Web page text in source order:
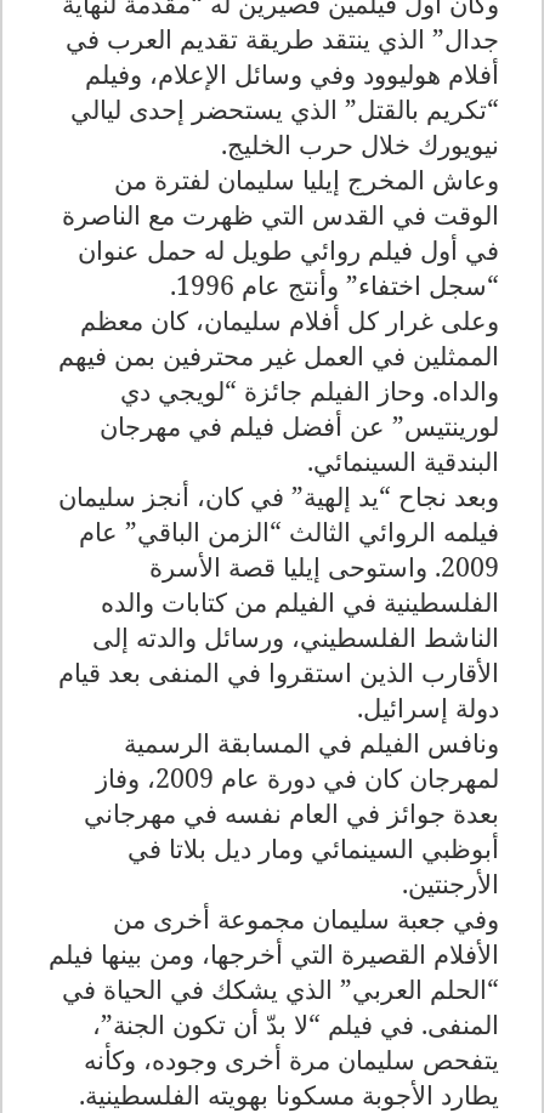
جدال” الذي ينتقد طريقة تقديم العرب في
أفلام هوليوود وفي وسائل الإعلام، وفيلم
“تكريم بالقتل” الذي يستحضر إحدى ليالي
نيويورك خلال حرب الخليج.
وعاش المخرج إيليا سليمان لفترة من
الوقت في القدس التي ظهرت مع الناصرة
في أول فيلم روائي طويل له حمل عنوان
“سجل اختفاء” وأنتج عام 1996
.
وعلى غرار كل أفلام سليمان، كان معظم
الممثلين في العمل غير محترفين بمن فيهم
والداه. وحاز الفيلم جائزة “لويجي دي
لورينتيس” عن أفضل فيلم في مهرجان
البندقية السينمائي.
وبعد نجاح “يد إلهية” في كان، أنجز سليمان
فيلمه الروائي الثالث “الزمن الباقي” عام
2009. واستوحى إيليا قصة الأسرة
الفلسطينية في الفيلم من كتابات والده
الناشط الفلسطيني، ورسائل والدته إلى
الأقارب الذين استقروا في المنفى بعد قيام
دولة إسرائيل.
ونافس الفيلم في المسابقة الرسمية
لمهرجان كان في دورة عام 2009، وفاز
بعدة جوائز في العام نفسه في مهرجاني
أبوظبي السينمائي ومار ديل بلاتا في
الأرجنتين.
وفي جعبة سليمان مجموعة أخرى من
الأفلام القصيرة التي أخرجها، ومن بينها فيلم
“الحلم العربي” الذي يشكك في الحياة في
المنفى. في فيلم “لا بدّ أن تكون الجنة”،
يتفحص سليمان مرة أخرى وجوده، وكأنه
يطارد الأجوبة مسكونا بهويته الفلسطينية.